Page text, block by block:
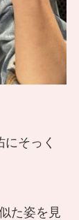
そっく
た姿を見